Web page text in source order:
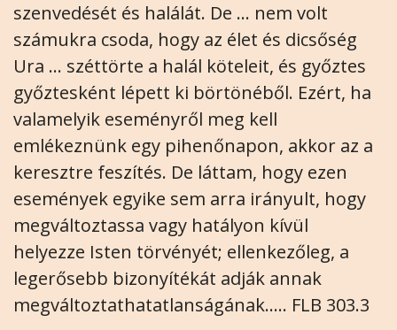
szenvedését és halálát. De ... nem volt
számukra csoda, hogy az élet és dicsőség
Ura ... széttörte a halál köteleit, és győztes
győztesként lépett ki börtönéből. Ezért, ha
valamelyik eseményről meg kell
emlékeznünk egy pihenőnapon, akkor az a
keresztre feszítés. De láttam, hogy ezen
események egyike sem arra irányult, hogy
megváltoztassa vagy hatályon kívül
helyezze Isten törvényét; ellenkezőleg, a
legerősebb bizonyítékát adják annak
megváltoztathatatlanságának..... FLB 303.3